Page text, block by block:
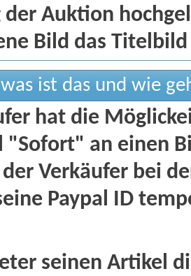
der Auktion
Bild das
ist das und wie
hat die
"Sofort" an einen
Verkäufer bei
Paypal ID
seinen Artikel